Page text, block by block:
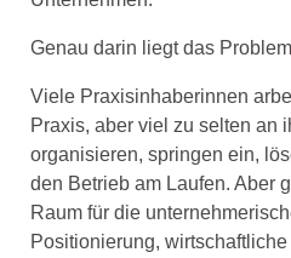
Genau darin liegt das
Viele Praxisinhaberinnen
Praxis, aber viel zu selten an
organisieren, springen ein,
den Betrieb am Laufen. Aber
Raum für die
Positionierung,